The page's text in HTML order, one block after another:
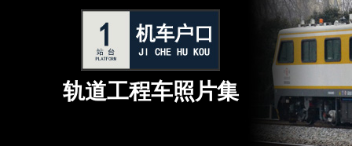
轨道工程车照片集